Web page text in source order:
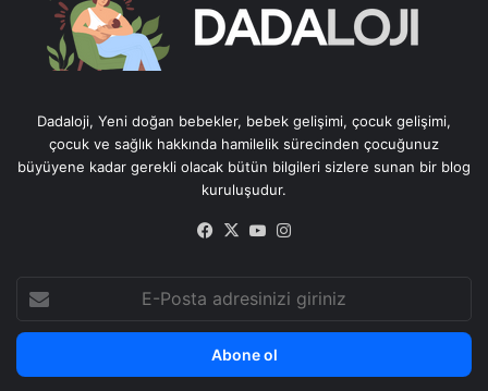
Dadaloji, Yeni doğan bebekler, bebek gelişimi, çocuk gelişimi,
çocuk ve sağlık hakkında hamilelik sürecinden çocuğunuz
büyüyene kadar gerekli olacak bütün bilgileri sizlere sunan bir blog
kuruluşudur.
Facebook
X YouTube
Posta
adresinizi